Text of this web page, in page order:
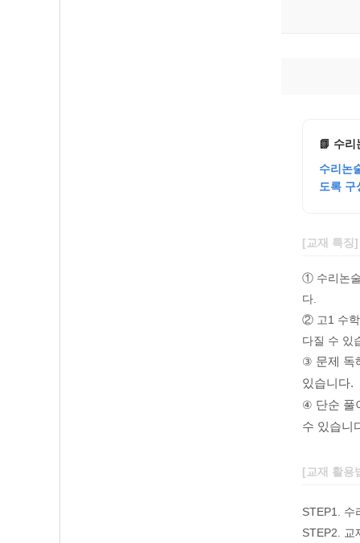
📗 수리
수리논
도록 구
[교재 특징
① 수리논
다.
② 고1 수학
다질 수 있
③ 문제 독
있습니다.
④ 단순 풀
수 있습니
[교재 활용
STEP1. 수
STEP2. 교